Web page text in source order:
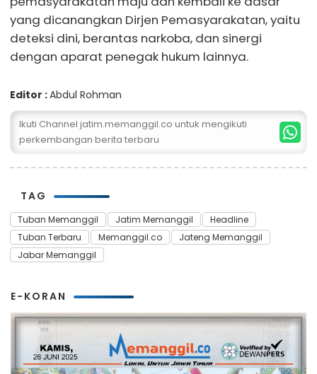
yang dicanangkan Dirjen Pemasyarakatan, yaitu
deteksi dini, berantas narkoba, dan sinergi
dengan aparat penegak hukum lainnya.
Editor :Abdul Rohman
Ikuti Channel jatim.memanggil.co untuk mengikuti
perkembangan berita terbaru
TAG
Tuban Memanggil Jatim Memanggil
Headline
Tuban Terbaru
Memanggil.co
Jateng Memanggil
Jabar Memanggil
E-KORAN